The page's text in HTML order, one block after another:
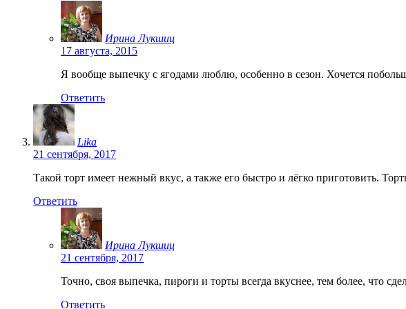
Ирина Лукшиц
17 августа, 2015
Я вообще выпечку с ягодами люблю, особенно в сезон. Хочется
Ответить
Lika
21 сентября, 2017
Такой торт имеет нежный вкус, а также его быстро и лёгко приготовить.
Ответить
Ирина Лукшиц
21 сентября, 2017
Точно, своя выпечка, пироги и торты всегда вкуснее, тем более, что
Ответить